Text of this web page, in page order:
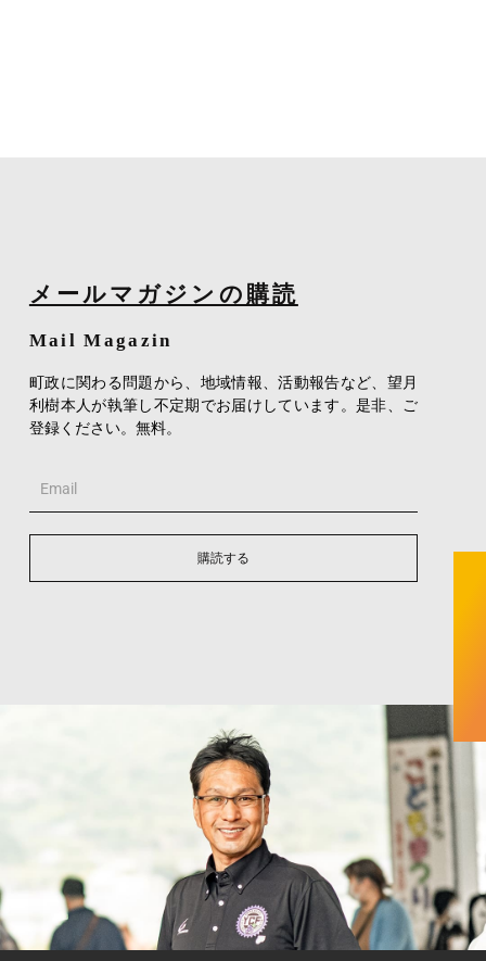
メールマガジンの購読
Mail Magazin
町政に関わる問題から、地域情報、活動報告など、望月
利樹本人が執筆し不定期でお届けしています。是非、ご
登録ください。無料。
Email
購読する